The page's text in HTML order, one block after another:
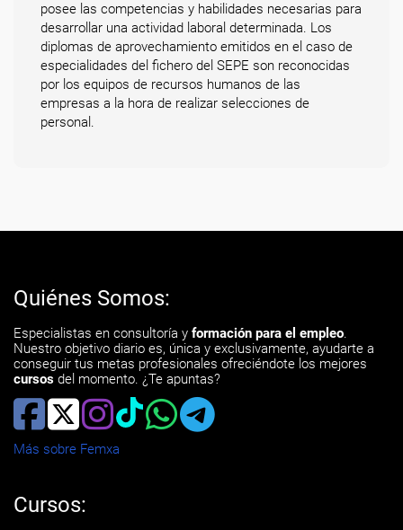
posee las competencias y habilidades necesarias para
desarrollar una actividad laboral determinada. Los
diplomas de aprovechamiento emitidos en el caso de
especialidades del fichero del SEPE son reconocidas
por los equipos de recursos humanos de las
empresas a la hora de realizar selecciones de
personal.
Quiénes Somos:
Especialistas en consultoría y formación para el empleo.
Nuestro objetivo diario es, única y exclusivamente, ayudarte a
conseguir tus metas profesionales ofreciéndote los mejores
cursos del momento. ¿Te apuntas?
Más sobre Femxa
Cursos: